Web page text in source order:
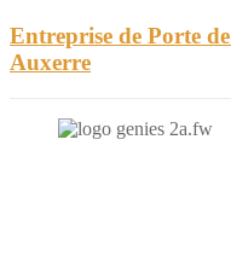
Entreprise de Porte
Auxerre